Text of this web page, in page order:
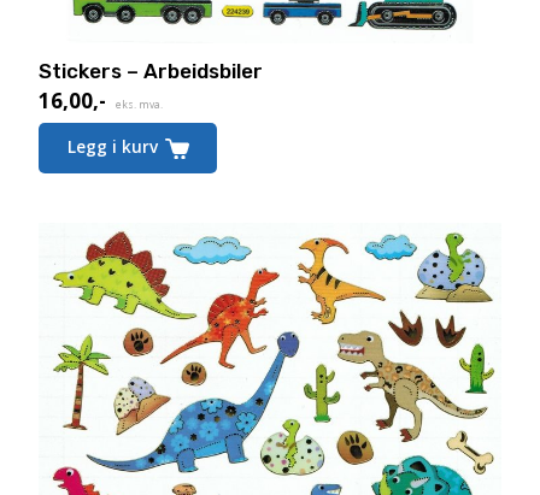
Stickers – Arbeidsbiler
16,00,- eks. mva.
Legg i kurv